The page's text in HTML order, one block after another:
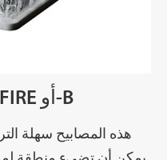
مصابيح حدائق SUPERFIRE أو-B
هذه المصابيح سهلة